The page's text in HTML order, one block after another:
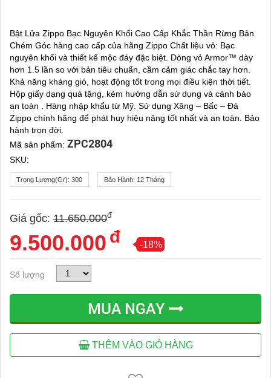
Bật Lửa Zippo Bạc Nguyên Khối Cao Cấp Khắc Thần Rừng Bản
Chém Góc hàng cao cấp của hãng Zippo Chất liệu vỏ: Bạc
nguyên khối và thiết kế mộc đáy đặc biệt. Dòng vỏ Armor™ dày
hơn 1.5 lần so với bản tiêu chuẩn, cầm cảm giác chắc tay hơn.
Khả năng kháng gió, hoạt động tốt trong mọi điều kiện thời tiết.
Hộp giấy dạng quà tặng, kèm hướng dẫn sử dụng và cảnh báo
an toàn . Hàng nhập khẩu từ Mỹ. Sử dụng Xăng – Bấc – Đá
Zippo chính hãng để phát huy hiệu năng tốt nhất và an toàn. Bảo
hành trọn đời.
Mã sản phẩm: ZPC2804
SKU:
Trọng Lượng(gr): 300 Bảo Hành: 12 Tháng
Giá gốc: 11.650.000đ
9.500.000 đ -18%
Số lượng
MUA NGAY
THÊM VÀO GIỎ HÀNG